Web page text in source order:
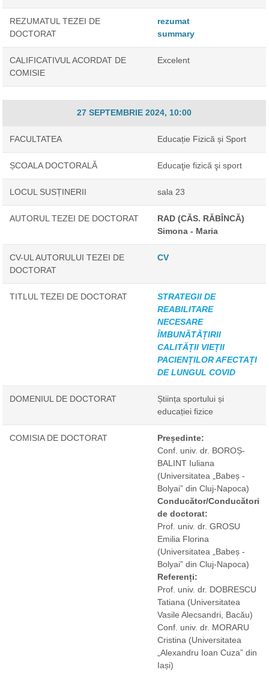
REZUMATUL TEZEI DE
DOCTORAT
rezumat
summary
CALIFICATIVUL ACORDAT DE
COMISIE
Excelent
27 SEPTEMBRIE 2024, 10:00
FACULTATEA Educație Fizică și Sport
ȘCOALA DOCTORALĂ Educaţie fizică şi sport
LOCUL SUSȚINERII sala 23
AUTORUL TEZEI DE DOCTORAT
RAD (CĂS. RĂBÎNCĂ)
Simona - Maria
CV-UL AUTORULUI TEZEI DE
DOCTORAT
CV
TITLUL TEZEI DE DOCTORAT
STRATEGII DE
REABILITARE
NECESARE
ÎMBUNĂTĂȚIRII
CALITĂȚII VIEȚII
PACIENȚILOR AFECTAȚI
DE LUNGUL COVID
DOMENIUL DE DOCTORAT
Știința sportului și
educației fizice
COMISIA DE DOCTORAT
Președinte:
Conf. univ. dr. BOROȘ-
BALINT Iuliana
(Universitatea „Babeș -
Bolyai” din Cluj-Napoca)
Conducător/Conducători
de doctorat:
Prof. univ. dr. GROSU
Emilia Florina
(Universitatea „Babeș -
Bolyai” din Cluj-Napoca)
Referenți:
Prof. univ. dr. DOBRESCU
Tatiana (Universitatea
Vasile Alecsandri, Bacău)
Conf. univ. dr. MORARU
Cristina (Universitatea
„Alexandru Ioan Cuza” din
Iași)